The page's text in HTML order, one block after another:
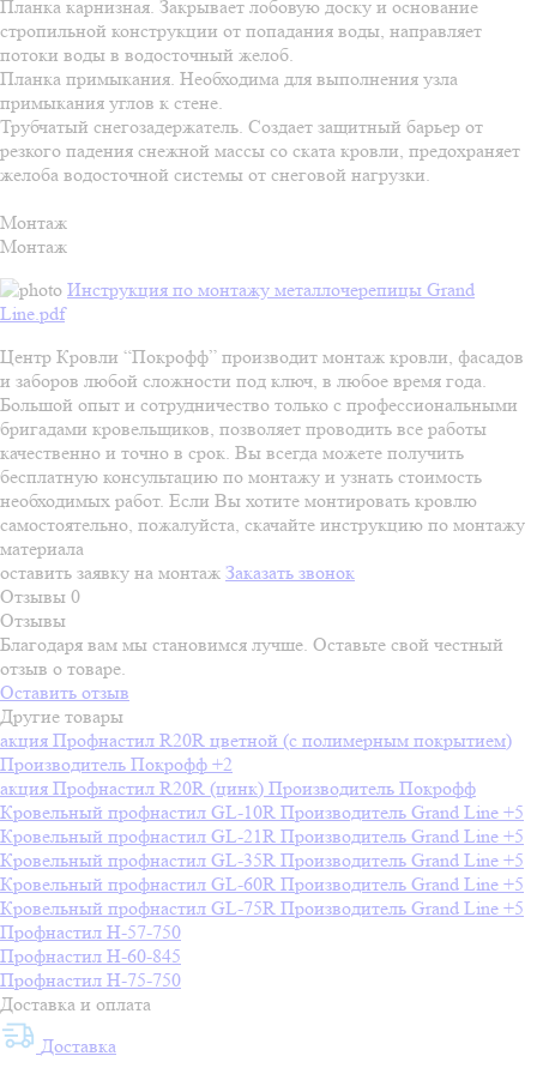
Планка карнизная. Закрывает лобовую доску и основание
стропильной конструкции от попадания воды, направляет
потоки воды в водосточный желоб.
Планка примыкания. Необходима для выполнения узла
примыкания углов к стене.
Трубчатый снегозадержатель. Создает защитный барьер от
резкого падения снежной массы со ската кровли, предохраняет
желоба водосточной системы от снеговой нагрузки.
Монтаж
Монтаж
Инструкция по монтажу металлочерепицы Grand
Line.pdf
Центр Кровли “Покрофф” производит монтаж кровли, фасадов
и заборов любой сложности под ключ, в любое время года.
Большой опыт и сотрудничество только с профессиональными
бригадами кровельщиков, позволяет проводить все работы
качественно и точно в срок. Вы всегда можете получить
бесплатную консультацию по монтажу и узнать стоимость
необходимых работ. Если Вы хотите монтировать кровлю
самостоятельно, пожалуйста, скачайте инструкцию по монтажу
материала
оставить заявку на монтаж Заказать звонок
Отзывы 0
Отзывы
Благодаря вам мы становимся лучше. Оставьте свой честный
отзыв о товаре.
Оставить отзыв
Другие товары
акция Профнастил R20R цветной (с полимерным покрытием)
Производитель Покрофф +2
акция Профнастил R20R (цинк) Производитель Покрофф
Кровельный профнастил GL-10R Производитель Grand Line +5
Кровельный профнастил GL-21R Производитель Grand Line +5
Кровельный профнастил GL-35R Производитель Grand Line +5
Кровельный профнастил GL-60R Производитель Grand Line +5
Кровельный профнастил GL-75R Производитель Grand Line +5
Профнастил H-57-750
Профнастил H-60-845
Профнастил H-75-750
Доставка и оплата
Доставка